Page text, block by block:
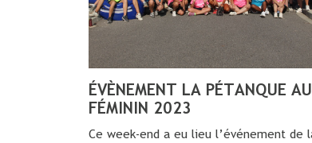
ÉVÈNEMENT LA PÉTANQUE AU
FÉMININ 2023
Ce week-end a eu lieu l’événement de